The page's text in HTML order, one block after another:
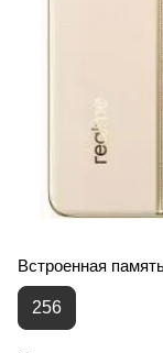
Встроенная
256